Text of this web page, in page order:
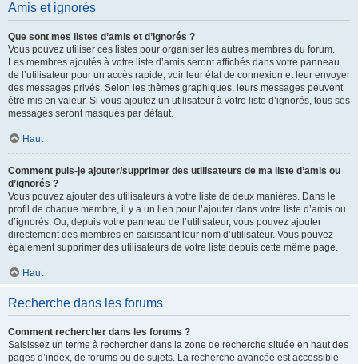
Amis et ignorés
Que sont mes listes d’amis et d’ignorés ?
Vous pouvez utiliser ces listes pour organiser les autres membres du forum.
Les membres ajoutés à votre liste d’amis seront affichés dans votre panneau
de l’utilisateur pour un accès rapide, voir leur état de connexion et leur envoyer
des messages privés. Selon les thèmes graphiques, leurs messages peuvent
être mis en valeur. Si vous ajoutez un utilisateur à votre liste d’ignorés, tous ses
messages seront masqués par défaut.
Haut
Comment puis-je ajouter/supprimer des utilisateurs de ma liste d’amis ou
d’ignorés ?
Vous pouvez ajouter des utilisateurs à votre liste de deux manières. Dans le
profil de chaque membre, il y a un lien pour l’ajouter dans votre liste d’amis ou
d’ignorés. Ou, depuis votre panneau de l’utilisateur, vous pouvez ajouter
directement des membres en saisissant leur nom d’utilisateur. Vous pouvez
également supprimer des utilisateurs de votre liste depuis cette même page.
Haut
Recherche dans les forums
Comment rechercher dans les forums ?
Saisissez un terme à rechercher dans la zone de recherche située en haut des
pages d’index, de forums ou de sujets. La recherche avancée est accessible